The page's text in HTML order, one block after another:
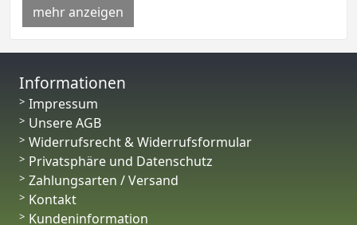
mehr anzeigen
Informationen
Impressum
Unsere AGB
Widerrufsrecht & Widerrufsformular
Privatsphäre und Datenschutz
Zahlungsarten / Versand
Kontakt
Kundeninformation